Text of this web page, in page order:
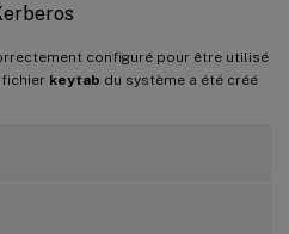
configuré pour être utilisé
fichier keytab du système a été créé